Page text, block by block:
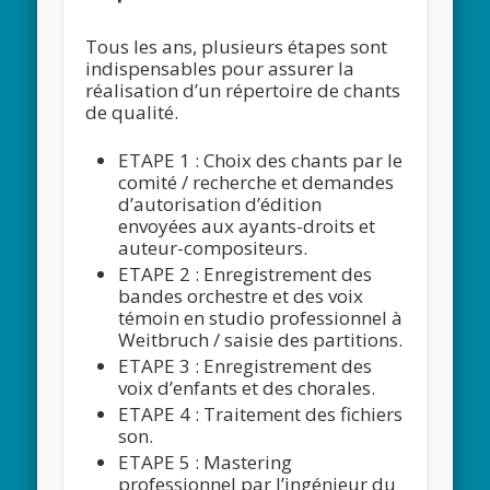
Tous les ans, plusieurs étapes sont
indispensables pour assurer la
réalisation d’un répertoire de chants
de qualité.
ETAPE 1 : Choix des chants par le
comité / recherche et demandes
d’autorisation d’édition
envoyées aux ayants-droits et
auteur-compositeurs.
ETAPE 2 : Enregistrement des
bandes orchestre et des voix
témoin en studio professionnel à
Weitbruch / saisie des partitions.
ETAPE 3 : Enregistrement des
voix d’enfants et des chorales.
ETAPE 4 : Traitement des fichiers
son.
ETAPE 5 : Mastering
professionnel par l’ingénieur du